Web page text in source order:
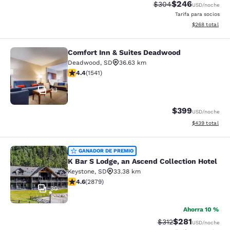
Precio tachado:
$304Precio con
$246USD/noche
Tarifa para socios
Ver detalles
$268 total
Comfort Inn & Suites Deadwood
33
Comfort Inn & Suites Deadwood
Deadwood, SD
36.63 km
calificación de 4.43 estrellas. Excelente. 1541 reseñas
4.4(1541)
$399USD/noche
Ver detalles
$439 total
K Bar S Lodge, an Ascend
30
GANADOR DE PREMIO
K Bar S Lodge, an Ascend Collection Hotel
Keystone, SD
33.38 km
calificación de 4.64 estrellas. Excepcional. 2879
4.6(2879)
Ahorra 10 %
Precio tachado:
$312Precio con
$281USD/noche